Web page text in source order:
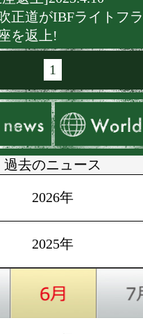
[WBCランキング
WBC圏外ランキ
[WBCランキング
最新WBCランキ
とバンタム級に動
[WBC月間賞
WBC3月の顔は寺
[IBFランキング
が王者
[王座返上